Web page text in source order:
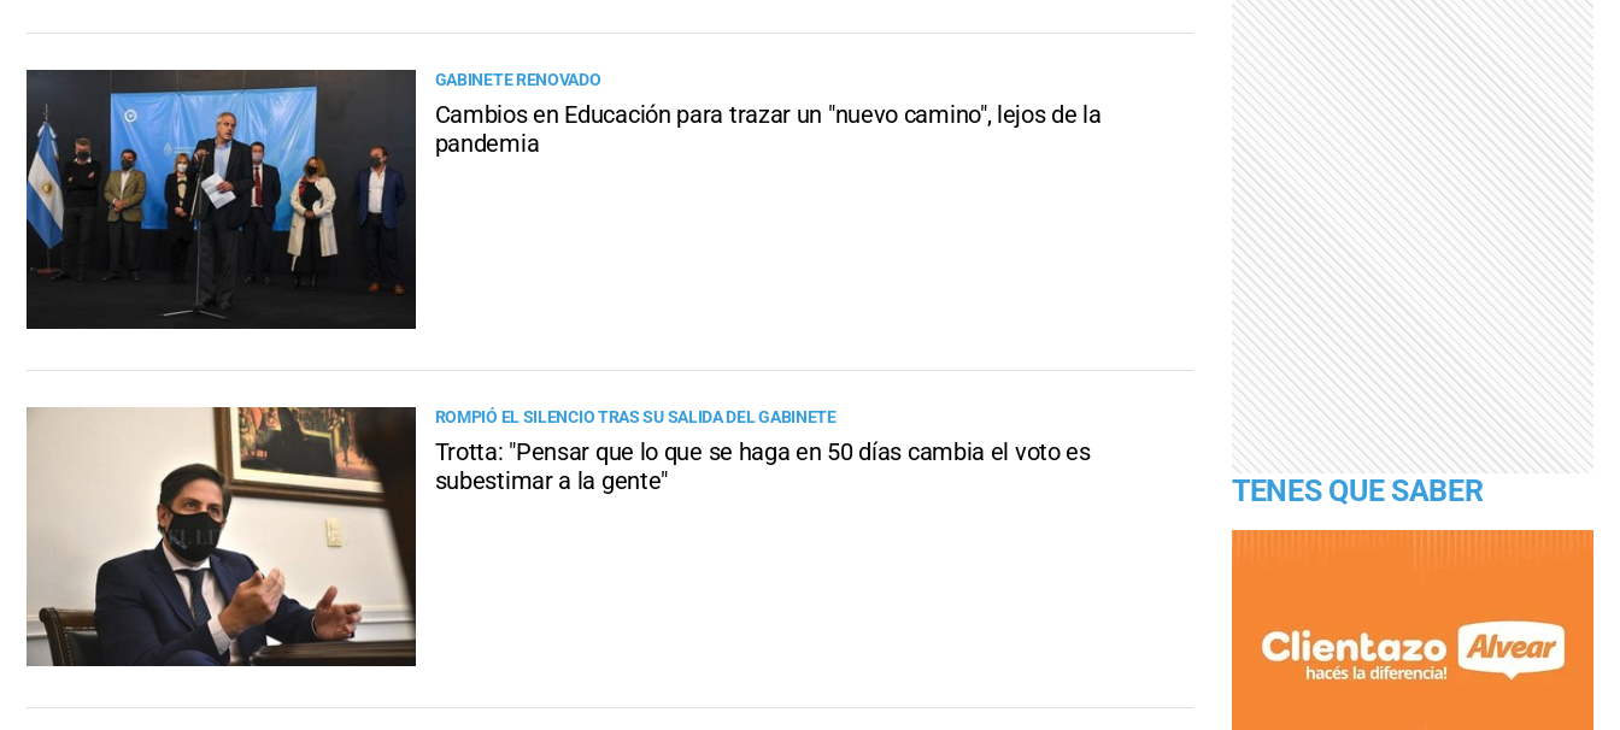
GABINETE RENOVADO
Cambios en Educación para trazar un "nuevo camino", lejos de la
pandemia
ROMPIÓ EL SILENCIO TRAS SU SALIDA DEL GABINETE
Trotta: "Pensar que lo que se haga en 50 días cambia el voto es
subestimar a la gente"
TENES QUE SABER